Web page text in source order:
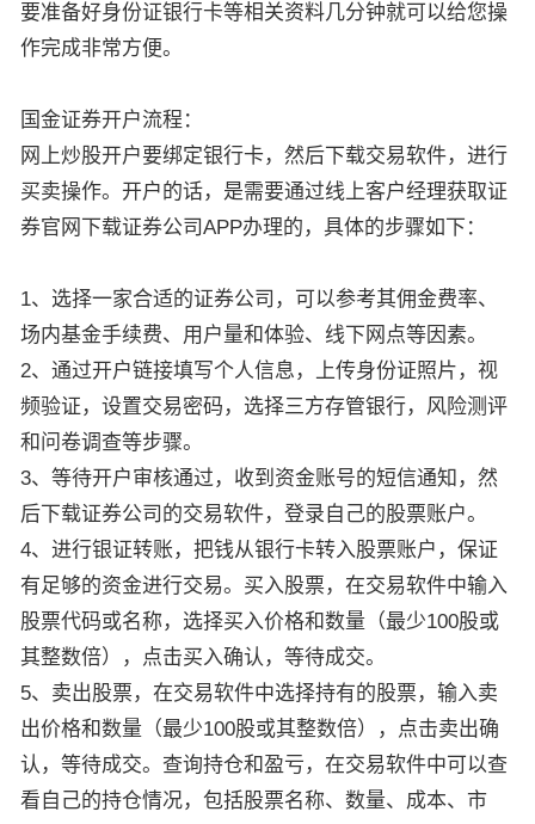
要准备好身份证银行卡等相关资料几分钟就可以给您操
作完成非常方便。
国金证券开户流程：
网上炒股开户要绑定银行卡，然后下载交易软件，进行
买卖操作。开户的话，是需要通过线上客户经理获取证
券官网下载证券公司APP办理的，具体的步骤如下：
1、选择一家合适的证券公司，可以参考其佣金费率、
场内基金手续费、用户量和体验、线下网点等因素。
2、通过开户链接填写个人信息，上传身份证照片，视
频验证，设置交易密码，选择三方存管银行，风险测评
和问卷调查等步骤。
3、等待开户审核通过，收到资金账号的短信通知，然
后下载证券公司的交易软件，登录自己的股票账户。
4、进行银证转账，把钱从银行卡转入股票账户，保证
有足够的资金进行交易。买入股票，在交易软件中输入
股票代码或名称，选择买入价格和数量（最少100股或
其整数倍），点击买入确认，等待成交。
5、卖出股票，在交易软件中选择持有的股票，输入卖
出价格和数量（最少100股或其整数倍），点击卖出确
认，等待成交。查询持仓和盈亏，在交易软件中可以查
看自己的持仓情况，包括股票名称、数量、成本、市